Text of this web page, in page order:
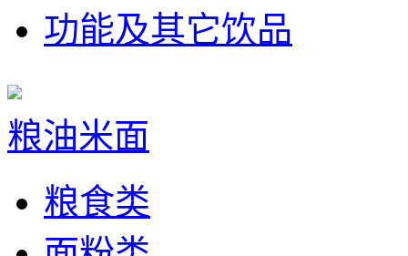
功能及其它饮品
粮油米面
粮食类